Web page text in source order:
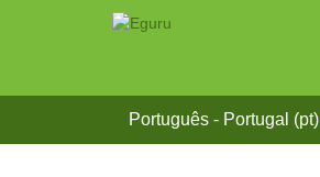
Português - Portugal ‎(pt)‎